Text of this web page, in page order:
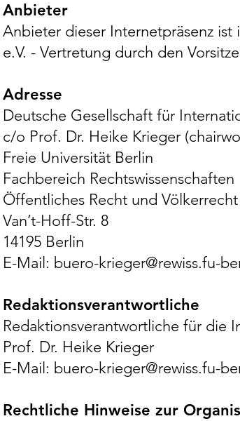
Anbieter
Anbieter dieser Internetpräsenz
e.V. - Vertretung durch den
Adresse
Deutsche Gesellschaft für
c/o Prof. Dr. Heike Krieger
Freie Universität Berlin
Fachbereich Rechtswissenschaften
Öffentliches Recht und Völkerrecht
Van’t-Hoff-Str. 8
14195 Berlin
E-Mail: buero-krieger@rewiss.fu-
Redaktionsverantwortliche
Redaktionsverantwortliche für die
Prof. Dr. Heike Krieger
E-Mail: buero-krieger@rewiss.fu-
Rechtliche Hinweise zur